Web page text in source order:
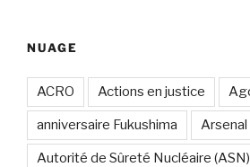
NUAGE
ACRO Actions en justice
anniversaire Fukushima Arsenal
Autorité de Sûreté Nucléaire (ASN)